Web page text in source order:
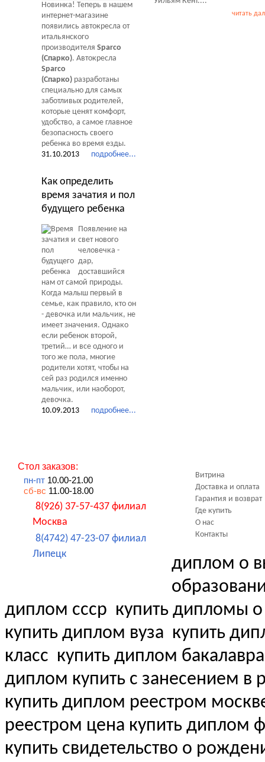
читать
Новинка! Теперь в нашем
интернет-магазине
появились автокресла от
итальянского
производителя Sparco
(Спарко). Автокресла
Sparco
(Спарко) разработаны
специально для самых
заботливых родителей,
которые ценят комфорт,
удобство, а самое главное
безопасность своего
ребенка во время езды.
подробнее...
31.10.2013
Как определить
время зачатия и пол
будущего ребенка
Появление на
свет нового
человечка -
дар,
доставшийся
нам от самой природы.
Когда малыш первый в
семье, как правило, кто он
- девочка или мальчик, не
имеет значения. Однако
если ребенок второй,
третий… и все одного и
того же пола, многие
родители хотят, чтобы на
сей раз родился именно
мальчик, или наоборот,
девочка.
подробнее...
10.09.2013
Стол заказов:
пн-пт 10.00-21.00
сб-вс 11.00-18.00
8(926) 37-57-437 филиал
Москва
8(4742) 47-23-07 филиал
Липецк
Витрина
Доставка и оплата
Гарантия и возврат
Где купить
О нас
Контакты
диплом о
диплом ссср купить дипломы
купить диплом вуза купить
класс купить диплом
диплом купить с занесением в
купить диплом реестром
реестром цена купить диплом
купить свидетельство о